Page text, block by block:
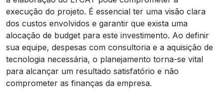
execução do projeto. É essencial ter uma visão clara
dos custos envolvidos e garantir que exista uma
alocação de budget para este investimento. Ao definir
sua equipe, despesas com consultoria e a aquisição de
tecnologia necessária, o planejamento torna-se vital
para alcançar um resultado satisfatório e não
comprometer as finanças da empresa.